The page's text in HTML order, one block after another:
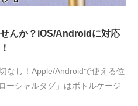
んか？iOS/Androidに対応
なし！Apple/Androidで使える位
ーシャルタグ」はボトルケージ